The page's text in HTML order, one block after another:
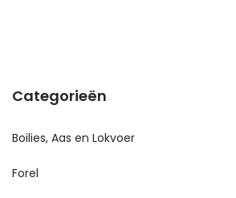
Categorieën
Boilies, Aas en Lokvoer
Forel